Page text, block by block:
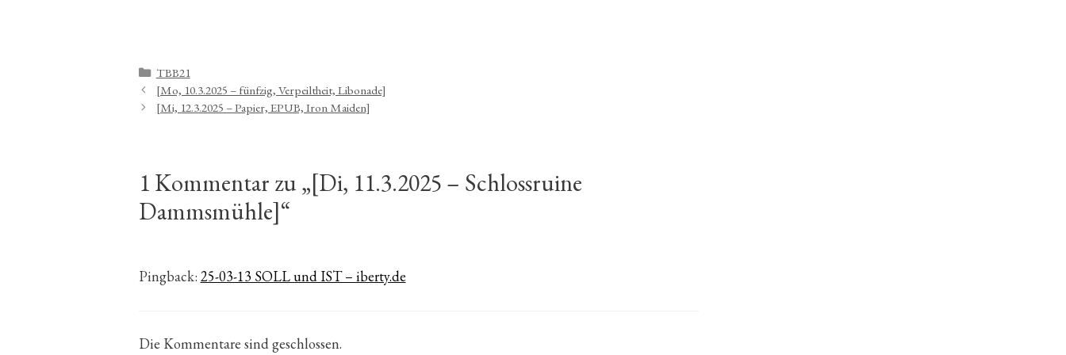
Kategorien
TBB21
[Mo, 10.3.2025 – fünfzig, Verpeiltheit, Libonade]
[Mi, 12.3.2025 – Papier, EPUB, Iron Maiden]
1 Kommentar zu „[Di, 11.3.2025 – Schlossruine
Dammsmühle]“
Pingback: 25-03-13 SOLL und IST – iberty.de
Die Kommentare sind geschlossen.